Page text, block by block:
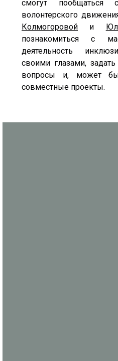
смогут пообщаться
волонтерского
Колмогоровой и
познакомиться с
деятельность
своими глазами,
вопросы и, может
совместные проекты.